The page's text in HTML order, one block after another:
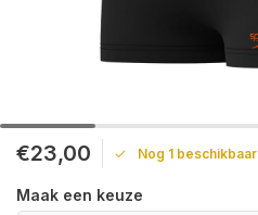
€23,00 Nog 1 beschikbaar
Maak een keuze